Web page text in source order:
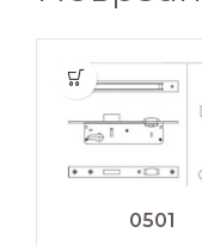
0501